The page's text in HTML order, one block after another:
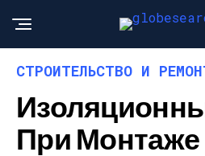
СТРОИТЕЛЬСТВО И
При